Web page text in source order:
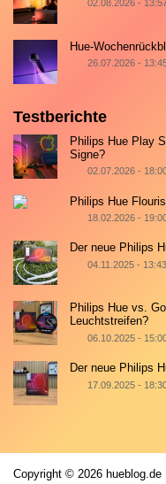
02.08.2026 -
Hue-
26.07.2026 -
Testberichte
Philips Hue Play
Signe?
02.07.2026 -
Philips Hue
18.02.2026 -
Der neue Philips
04.11.2025 -
Philips Hue vs.
Leuchtstreifen?
06.10.2025 -
Der neue Philips
17.09.2025 -
Copyright © 2026 hueblog.de